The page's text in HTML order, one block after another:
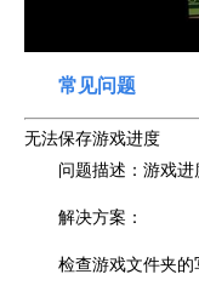
常见问题
无法保存游戏进度
问题描述：游戏进
解决方案：
检查游戏文件夹的